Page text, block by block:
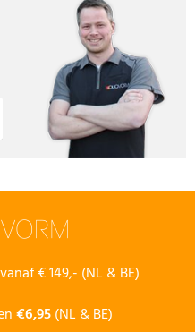
€ 149,- (NL & BE)
€6,95(NL & BE)